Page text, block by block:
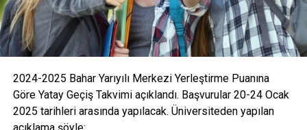
2024-2025 Bahar Yarıyılı Merkezi Yerleştirme Puanına
Göre Yatay Geçiş Takvimi açıklandı. Başvurular 20-24 Ocak
2025 tarihleri arasında yapılacak. Üniversiteden yapılan
açıklama şöyle: